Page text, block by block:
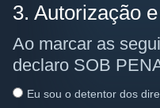
3. Autorização
Ao marcar as
declaro SOB
Eu sou o detentor dos